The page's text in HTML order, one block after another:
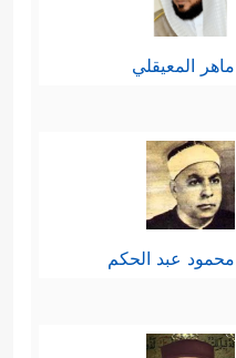
ماهر المعيقلي
محمود عبد الحكم